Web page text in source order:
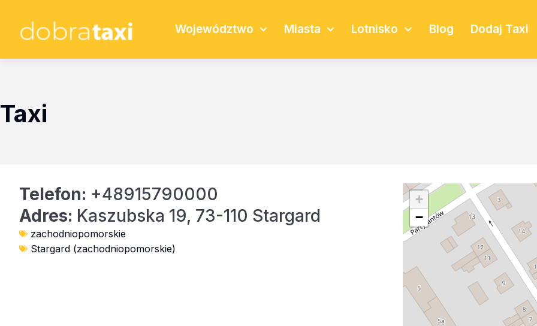
Województwo Miasta Lotnisko Blog Dodaj Taxi
Taxi
Telefon: +48915790000
Adres: Kaszubska 19, 73-110 Stargard
zachodniopomorskie
Stargard (zachodniopomorskie)
+
−